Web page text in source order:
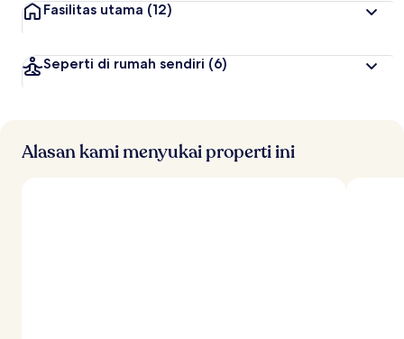
Fasilitas utama (12)
Seperti di rumah sendiri (6)
Alasan kami menyukai properti ini